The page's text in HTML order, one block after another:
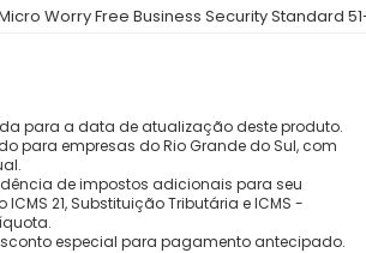
Worry Free Business Security Standard 51-
para a data de atualização deste produto.
para empresas do Rio Grande do Sul, com
de impostos adicionais para seu
ICMS 21, Substituição Tributária e ICMS -
especial para pagamento antecipado.